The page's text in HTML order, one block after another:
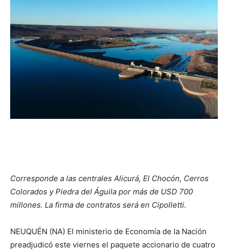
Corresponde a las centrales Alicurá, El Chocón, Cerros
Colorados y Piedra del Águila por más de USD 700
millones. La firma de contratos será en Cipolletti.
NEUQUÉN (NA) El ministerio de Economía de la Nación
preadjudicó este viernes el paquete accionario de cuatro